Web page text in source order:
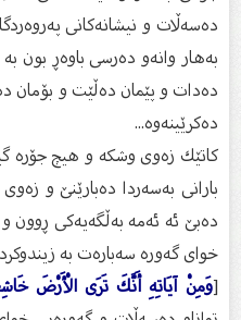
دەسەڵات و نیشانەكانی
بەهار وانەو دەرسی باوەڕ بون بە
دەدات و پێمان دەڵێت و بۆمان
دەكرێینەوە...
كاتێك زەوی وشكە و هیچ جۆرە
بارانی بەسەردا دەبارێنێ و
دەبێ ئە ئەمە بەڵگەیەكی ڕوون و
خوای گەورە سەبارەت بە
وَمِنْ آيَاتِهِ أَنَّكَ تَرَى الْأَرْضَ خَاشِعَةً